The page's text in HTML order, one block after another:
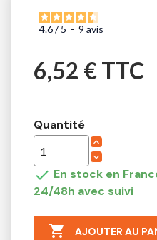
4.6/ 5 - 9 avis
6,52 € TTC
Quantité
 En stock en
24/48h avec suivi
 AJOUTER AU